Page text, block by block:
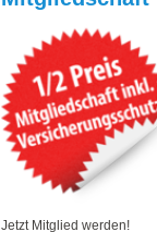
Jetzt Mitglied werden!